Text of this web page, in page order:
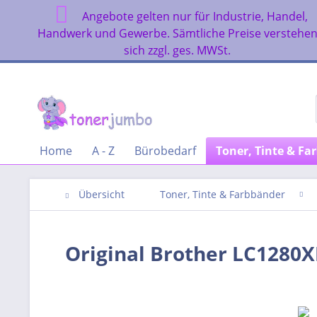
Angebote gelten nur für Industrie, Handel,
Handwerk und Gewerbe. Sämtliche Preise verstehen
sich zzgl. ges. MWSt.
Home A - Z Bürobedarf Toner, Tinte &
Übersicht Toner, Tinte & Farbbänder
Original Brother